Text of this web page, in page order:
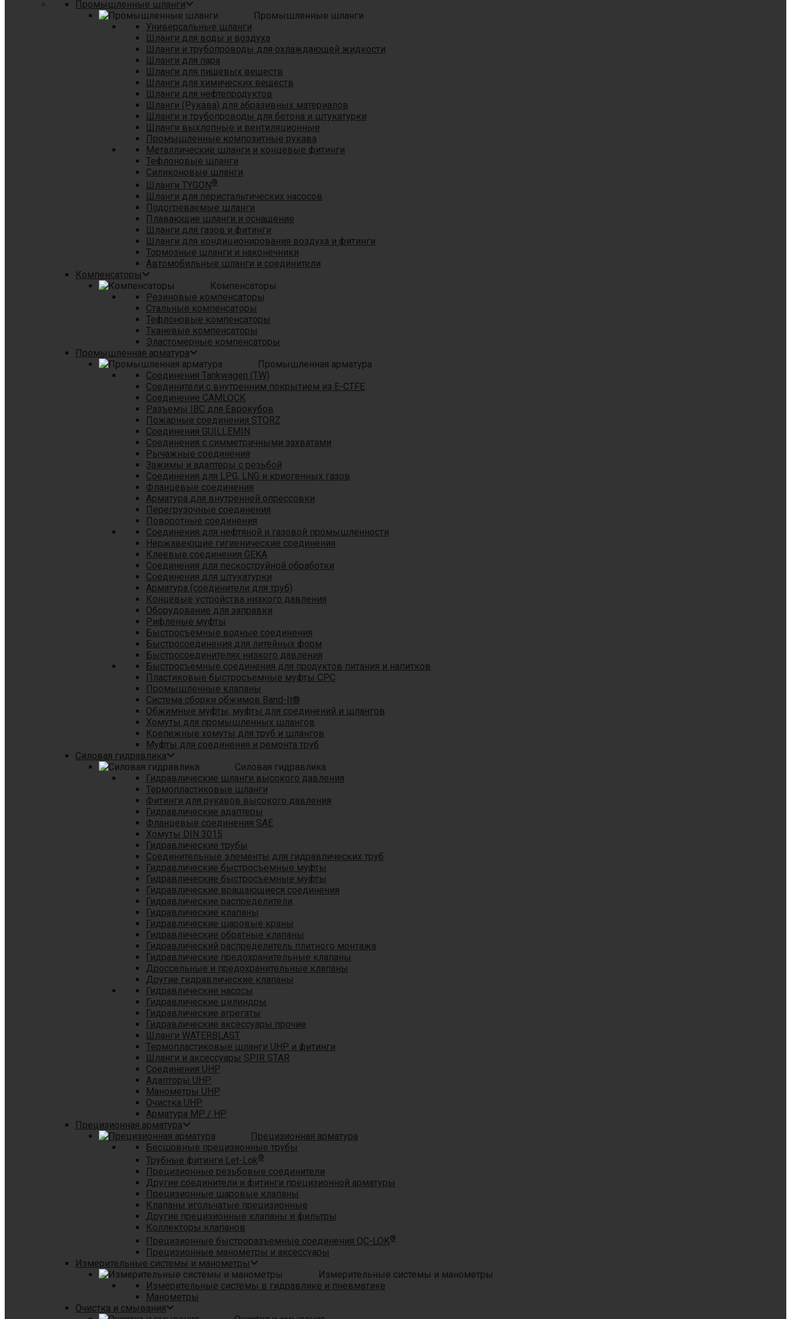
Промышленные шланги
Промышленные шланги
Универсальные шланги
Шланги для воды и воздуха
Шланги и трубопроводы для охлаждающей жидкости
Шланги для пара
Шланги для пищевых веществ
Шланги для химических веществ
Шланги для нефтепродуктов
Шланги (Рукава) для абразивных материалов
Шланги и трубопроводы для бетона и штукатурки
Шланги выхлопные и вентиляционные
Промышленные композитные рукава
Металлические шланги и концевые фитинги
Тефлоновые шланги
Силиконовые шланги
Шланги TYGON®
Шланги для перистальтических насосов
Подогреваемые шланги
Плавающие шланги и оснащение
Шланги для газов и фитинги
Шланги для кондиционирования воздуха и фитинги
Тормозные шланги и наконечники
Автомобильные шланги и соединители
Компенсаторы
Компенсаторы
Резиновые компенсаторы
Стальные компенсаторы
Тефлоновые компенсаторы
Тканевые компенсаторы
Эластомерные компенсаторы
Промышленная арматура
Промышленная арматура
Соединения Tankwagen (TW)
Соединители с внутренним покрытием из E-CTFE
Соединение CAMLOCK
Разъемы IBC для Еврокубов
Пожарные соединения STORZ
Соединения GUILLEMIN
Соединения с симметричными захватами
Рычажные соединения
Зажимы и адаптеры с резьбой
Соединения для LPG, LNG и криогенных газов
Фланцевые соединения
Арматура для внутренней опрессовки
Перегрузочные соединения
Поворотные соединения
Соединения для нефтяной и газовой промышленности
Нержавеющие гигиенические соединения
Клеевые соединения GEKA
Соединения для пескоструйной обработки
Cоединения для штукатурки
Арматура (соединители для труб)
Концевые устройства низкого давления
Оборудование для заправки
Рифленые муфты
Быстросъемные водные соединения
Быстросоединения для литейных форм
Быстросоединителях низкого давления
Быстросъемные соединения для продуктов питания и напитков
Пластиковые быстросъемные муфты CPC
Промышленные клапаны
Система сборки обжимов Band-It®
Обжимные муфты, муфты для соединений и шлангов
Хомуты для промышленных шлангов
Крепежные хомуты для труб и шлангов
Муфты для соединения и ремонта труб
Силовая гидравлика
Силовая гидравлика
Гидравлические шланги высокого давления
Термопластиковые шланги
Фитинги для рукавов высокого давления
Гидравлические адаптеры
Фланцевые соединения SAE
Хомуты DIN 3015
Гидравлические трубы
Соединительные элементы для гидравлических труб
Гидравлические быстросъемные муфты
Гидравлические быстросъемные муфты
Гидравлические вращающиеся соединения
Гидравлические распределители
Гидравлические клапаны
Гидравлические шаровые краны
Гидравлические обратные клапаны
Гидравлический распределитель плитного монтажа
Гидравлические предохранительные клапаны
Дроссельные и предохранительные клапаны
Другие гидравлические клапаны
Гидравлические насосы
Гидравлические цилиндры
Гидравлические агрегаты
Гидравлические аксессуары прочие
Шланги WATERBLAST
Термопластиковые шланги UHP и фитинги
Шланги и аксессуары SPIR STAR
Соединения UHP
Адапторы UHP
Манометры UHP
Очистка UHP
Арматура MP / HP
Прецизионная арматура
Прецизионная арматура
Бесшовные прецизионные трубы
Трубные фитинги Let-Lok®
Прецизионные резьбовые соединители
Другие соединители и фитинги прецизионной арматуры
Прецизионные шаровые клапаны
Клапаны игольчатые прецизионные
Другие прецизионные клапаны и фильтры
Коллекторы клапанов
Прецизионные быстроразъемные соединения QC-LOK®
Прецизионные манометры и аксессуары
Измерительные системы и манометры
Измерительные системы и манометры
Измерительные системы в гидравлике и пневматике
Манометры
Очистка и смывания